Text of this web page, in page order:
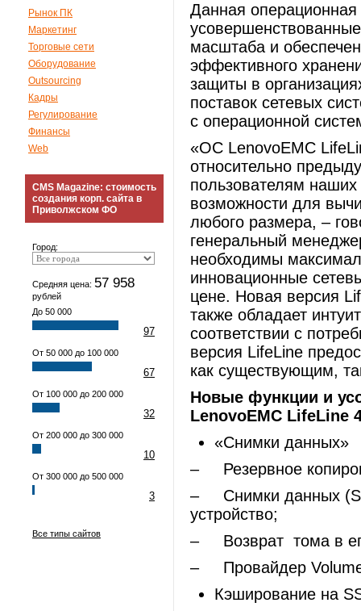
Рынок ПК
Маркетинг
Торговые сети
Оборудование
Outsourcing
Кадры
Регулирование
Финансы
Web
CMS Magazine: стоимость
создания корп. сайта в
Приволжском ФО
Город:
Средняя цена: 57 958
рублей
До 50 000
97
От 50 000 до 100 000
67
От 100 000 до 200 000
32
От 200 000 до 300 000
10
От 300 000 до 500 000
3
Все типы сайтов
Данная
масштаба и
эффективного
защиты в
поставок сетевых
с операционной
«ОС LenovoEMC
относительно
пользователям
возможности для
любого размера, –
генеральный
необходимы
инновационные
цене. Новая версия
также обладает
соответствии с
версия LifeLine
как существующим,
Новые функции и
LenovoEMC LifeLine
«Снимки данных»
– Резервное
– Снимки данных
устройство;
– Возврат тома в
– Провайдер Volume
Кэширование на